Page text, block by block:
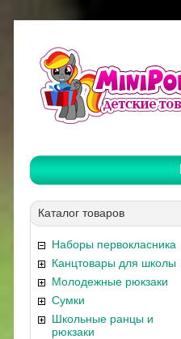
Каталог товаров
Наборы первокласника
Канцтовары для школы
Молодежные рюкзаки
Сумки
Школьные ранцы и
рюкзаки